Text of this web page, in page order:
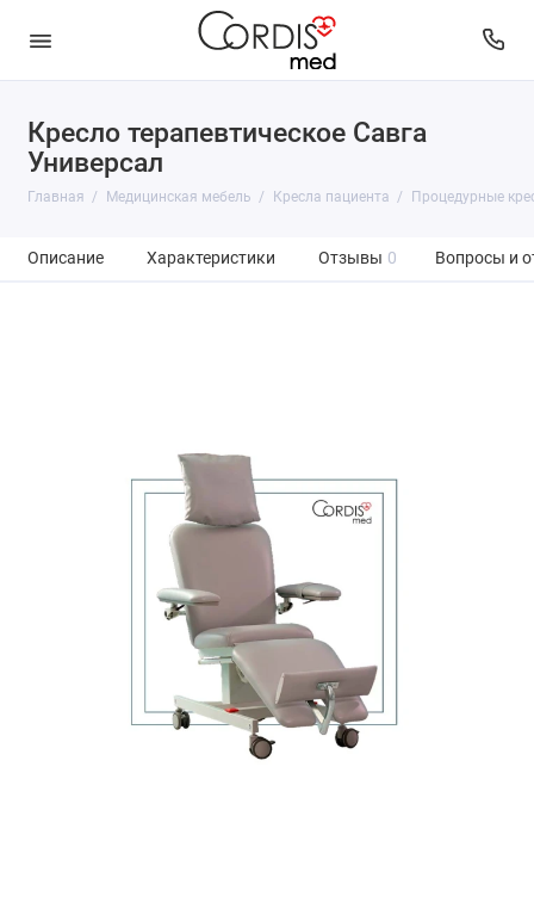
Кресло терапевтическое Савга
Универсал
Главная Медицинская мебель Кресла пациента Процедурные
Описание Характеристики Отзывы 0 Вопросы и